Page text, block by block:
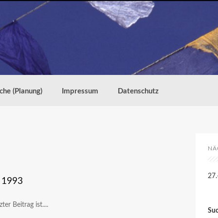
(Planung) Impressum Datenschutz
1993
Beitrag ist....